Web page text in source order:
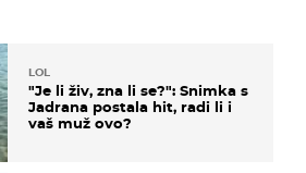
LOL
"Je li živ, zna li se?": Snimka s
Jadrana postala hit, radi li i
vaš muž ovo?